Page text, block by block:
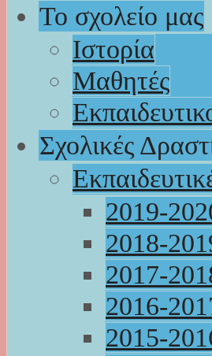
Το σχολείο μας
Ιστορία
Μαθητές
Σχολικές
2019-
2018-
2017-
2016-
2015-